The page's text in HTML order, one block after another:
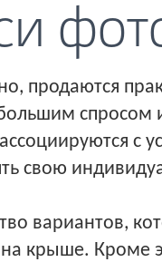
продаются
с
свою
вариантов,
крыше. Кроме